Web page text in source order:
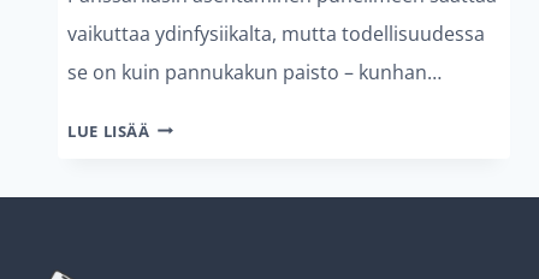
vaikuttaa ydinfysiikalta, mutta todellisuudessa
se on kuin pannukakun paisto – kunhan…
LUE LISÄÄ MITEN